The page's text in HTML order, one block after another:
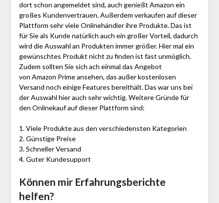
dort schon angemeldet sind, auch genießt Amazon ein
großes Kundenvertrauen. Außerdem verkaufen auf dieser
Plattform sehr viele Onlinehändler ihre Produkte. Das ist
für Sie als Kunde natürlich auch ein großer Vorteil, dadurch
wird die Auswahl an Produkten immer größer. Hier mal ein
gewünschtes Produkt nicht zu finden ist fast unmöglich.
Zudem sollten Sie sich ach einmal das Angebot
von Amazon Prime ansehen, das außer kostenlosen
Versand noch einige Features bereithält. Das war uns bei
der Auswahl hier auch sehr wichtig. Weitere Gründe für
den Onlinekauf auf dieser Plattform sind:
1. Viele Produkte aus den verschiedensten Kategorien
2. Günstige Preise
3. Schneller Versand
4. Guter Kundesupport
Können mir Erfahrungsberichte
helfen?